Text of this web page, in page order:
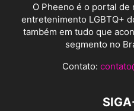
O Pheeno é o portal
entretenimento LGBTQ+
também em tudo que
segmento no
Contato: